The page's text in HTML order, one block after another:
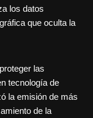
los datos
que oculta la
las
tecnología de
la emisión de más
de la